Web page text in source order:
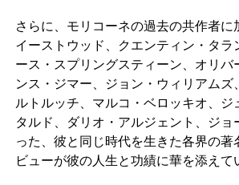
さらに、モリコーネの過去の共作者に
イーストウッド、クエンティン・タラ
ース・スプリングスティーン、オリバ
ンス・ジマー、ジョン・ウィリアムズ
ルトルッチ、マルコ・ベロッキオ、ジ
タルド、ダリオ・アルジェント、ジョ
った、彼と同じ時代を生きた各界の著
ビューが彼の人生と功績に華を添えて